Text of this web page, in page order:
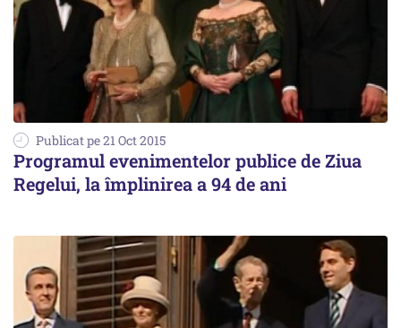
Publicat pe 21 Oct 2015
Programul evenimentelor publice de Ziua
Regelui, la împlinirea a 94 de ani